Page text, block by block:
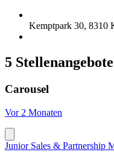
Kemptpark 30, 8310
5 Stellenangebote
Carousel
Vor 2 Monaten
Junior Sales & Partnership